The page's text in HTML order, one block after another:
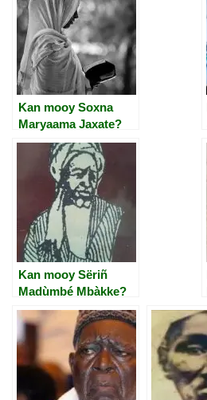
Kan mooy Soxna
Maryaama Jaxate?
Kan mooy Sëriñ
Madùmbé Mbàkke?